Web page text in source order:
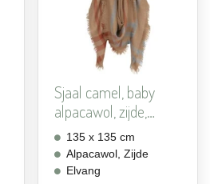
verlanglijst
toevoegen
Sjaal camel, baby
alpacawol, zijde,
Elva...
135 x 135 cm
Alpacawol, Zijde
Elvang